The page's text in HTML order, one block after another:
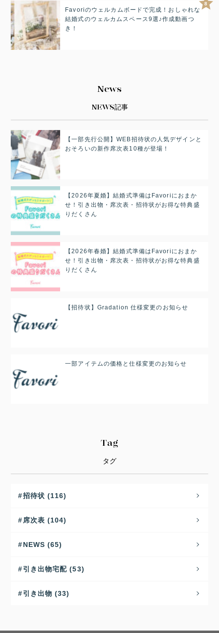
8
Favoriのウェルカムボードで完成！おしゃれな
結婚式のウェルカムスペース9選♪作成動画つ
き！
News
NEWS記事
【一部先行公開】WEB招待状の人気デザインと
おそろいの新作席次表10種が登場！
【2026年夏婚】結婚式準備はFavoriにおまか
せ！引き出物・席次表・招待状がお得な特典盛
りだくさん
【2026年春婚】結婚式準備はFavoriにおまか
せ！引き出物・席次表・招待状がお得な特典盛
りだくさん
【招待状】Gradation 仕様変更のお知らせ
一部アイテムの価格と仕様変更のお知らせ
Tag
タグ
招待状 (116)
席次表 (104)
NEWS (65)
引き出物宅配 (53)
引き出物 (33)